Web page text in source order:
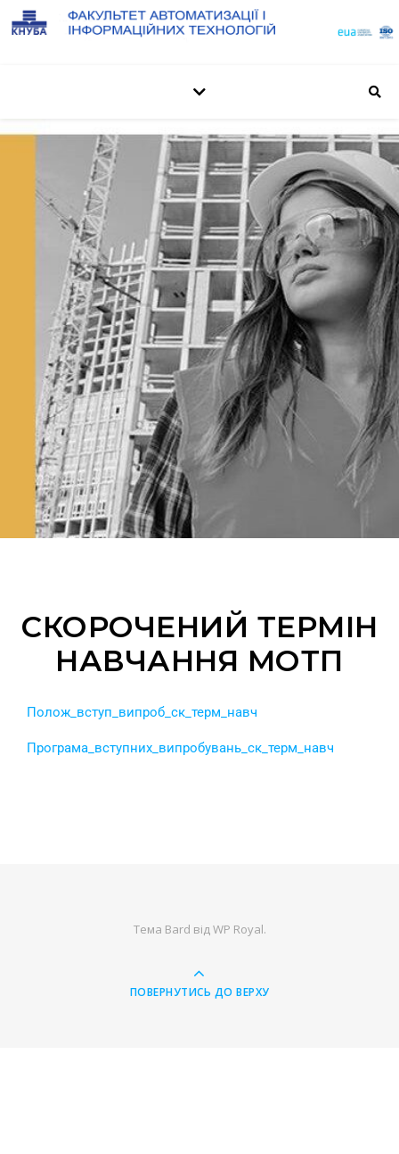
СКОРОЧЕНИЙ ТЕРМІН
НАВЧАННЯ МОТП
Полож_вступ_випроб_ск_терм_навч
Програма_вступних_випробувань_ск_терм_навч
Тема Bard відWP Royal.
ПОВЕРНУТИСЬ ДО ВЕРХУ